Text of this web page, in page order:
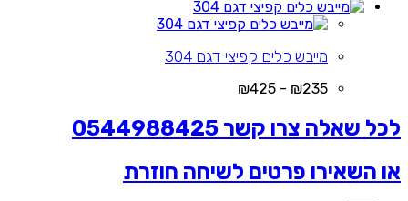
מייבש כלים קפיצי דגם 304
₪235 - ₪425
לכל שאלה צרו קשר 0544988425
או השאירו פרטים לשיחה חוזרת